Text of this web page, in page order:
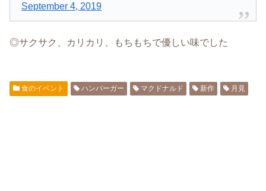
September 4, 2019
◎サクサク、カリカリ、もちもちで優しい味でした
食のイベント ハンバーガー マクドナルド 新作 月見